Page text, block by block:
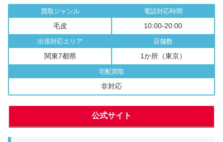
買取ジャンル
毛皮
電話対応時間
10:00-20:00
出張対応エリア
関東7都県
店舗数
1か所（東京）
宅配買取
非対応
公式サイト